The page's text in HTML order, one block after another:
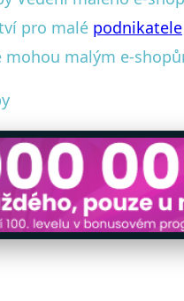
pro malé podnikatele
malým e-